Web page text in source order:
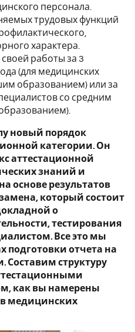
персонала.
трудовых функций
характера.
работы за 3
(для медицинских
образованием) или за
со средним
новый порядок
категории. Он
аттестационной
знаний и
основе результатов
который состоит
о
тестирования
Все это мы
подготовки отчета на
. Составим структуру
как вы намерены
в медицинских